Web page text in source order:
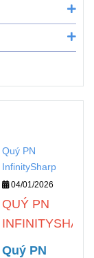
Quý PN
InfinitySharp
04/01/2026
QUÝ PN
Quý PN